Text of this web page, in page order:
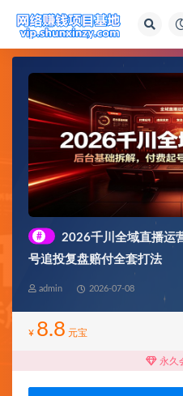
#
2026千川全域直播运
号追投复盘赔付全套打法
admin 2026-07-08
¥ 8.8 元宝
永久